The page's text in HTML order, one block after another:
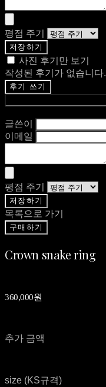
평점 주기
저장하기
사진 후기만 보기
작성된 후기가 없습니다.
후기 쓰기
글쓴이
이메일
평점 주기
저장하기
목록으로 가기
구매하기
Crown snake ring
360,000원
추가 금액
size (KS규격)